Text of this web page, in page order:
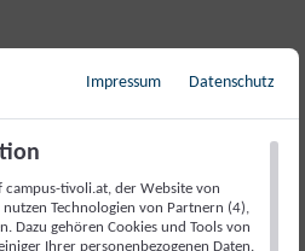
Veranstaltung
Impressum Datenschutz
campus-tivoli.at, der Website von
Technologien von Partnern (4),
Dazu gehören Cookies und Tools von
Ihrer personenbezogenen Daten.